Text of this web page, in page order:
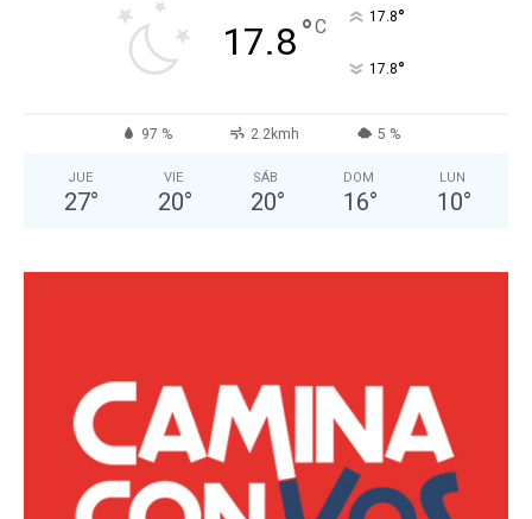
17.8°C 17.8°
17.8°
97 % 2.2kmh 5 %
JUE
27°
VIE
20°
SÁB
20°
DOM
16°
LUN
10°